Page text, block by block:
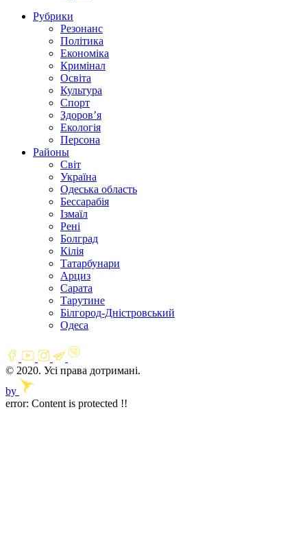
Рубрики
Резонанс
Політика
Економіка
Кримінал
Освіта
Культура
Спорт
Здоров’я
Екологія
Персона
Районы
Світ
Україна
Одеська область
Бессарабія
Ізмаїл
Рені
Болград
Кілія
Татарбунари
Арциз
Сарата
Тарутине
Білгород-Дністровський
Одеса
© 2020. Усі права дотримані.
by
error: Content is protected !!